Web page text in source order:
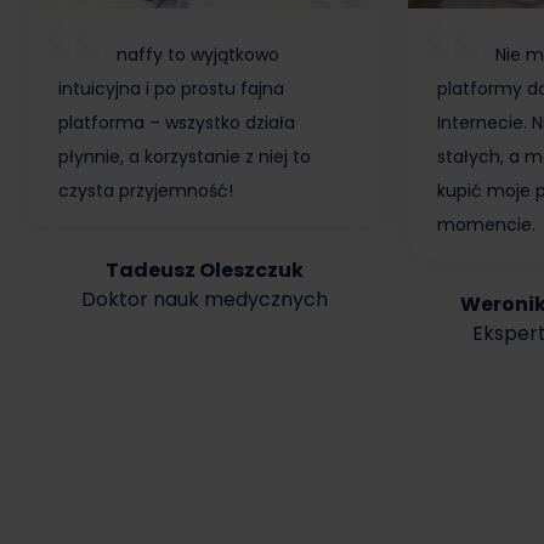
naffy to wyjątkowo
intuicyjna i po prostu fajna
platforma – wszystko działa
płynnie, a korzystanie z niej to
czysta przyjemność!
Tadeusz Oleszczuk
Doktor nauk medycznych
Nie
platformy
Internecie.
stałych, a
kupić moje
momencie.